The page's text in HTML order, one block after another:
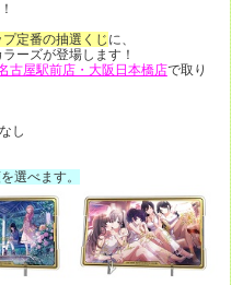
定番の抽選くじ に、
ーズが登場します！
古屋駅前店・大阪日本橋店で取り
し
べます。